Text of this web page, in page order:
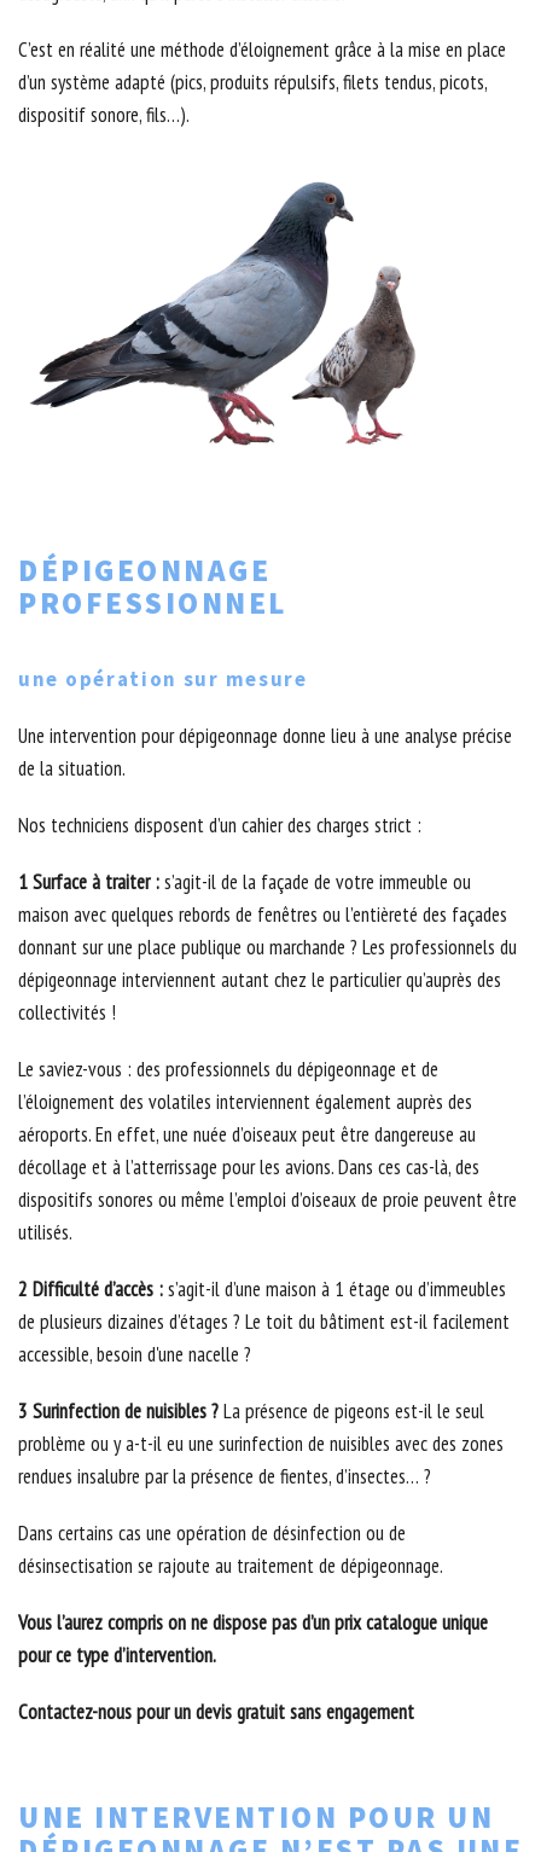
C’est en réalité une méthode d’éloignement grâce à la mise en place
d’un système adapté (pics, produits répulsifs, filets tendus, picots,
dispositif sonore, fils…).
DÉPIGEONNAGE
PROFESSIONNEL
une opération sur mesure
Une intervention pour dépigeonnage donne lieu à une analyse précise
de la situation.
Nos techniciens disposent d’un cahier des charges strict :
1 Surface à traiter :s’agit-il de la façade de votre immeuble ou
maison avec quelques rebords de fenêtres ou l’entièreté des façades
donnant sur une place publique ou marchande ? Les professionnels du
dépigeonnage interviennent autant chez le particulier qu’auprès des
collectivités !
Le saviez-vous : des professionnels du dépigeonnage et de
l’éloignement des volatiles interviennent également auprès des
aéroports. En effet, une nuée d’oiseaux peut être dangereuse au
décollage et à l’atterrissage pour les avions. Dans ces cas-là, des
dispositifs sonores ou même l’emploi d’oiseaux de proie peuvent être
utilisés.
2 Difficulté d’accès :s’agit-il d’une maison à 1 étage ou d’immeubles
de plusieurs dizaines d’étages ? Le toit du bâtiment est-il facilement
accessible, besoin d'une nacelle ?
3 Surinfection de nuisibles ?La présence de pigeons est-il le seul
problème ou y a-t-il eu une surinfection de nuisibles avec des zones
rendues insalubre par la présence de fientes, d’insectes… ?
Dans certains cas une opération de désinfection ou de
désinsectisation se rajoute au traitement de dépigeonnage.
Vous l’aurez compris on ne dispose pas d’un prix catalogue unique
pour ce type d’intervention.
Contactez-nous pour un devis gratuit sans engagement
UNE INTERVENTION POUR UN